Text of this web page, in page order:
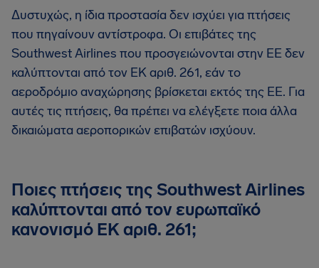
Δυστυχώς, η ίδια προστασία δεν ισχύει για πτήσεις
που πηγαίνουν αντίστροφα. Οι επιβάτες της
Southwest Airlines που προσγειώνονται στην ΕΕ δεν
καλύπτονται από τον ΕΚ αριθ. 261, εάν το
αεροδρόμιο αναχώρησης βρίσκεται εκτός της ΕΕ. Για
αυτές τις πτήσεις, θα πρέπει να ελέγξετε ποια άλλα
δικαιώματα αεροπορικών επιβατών ισχύουν.
Ποιες πτήσεις της Southwest Airlines
καλύπτονται από τον ευρωπαϊκό
κανονισμό ΕΚ αριθ. 261;